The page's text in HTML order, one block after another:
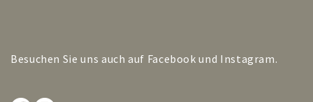
Besuchen Sie uns auch auf Facebook und Instagram.